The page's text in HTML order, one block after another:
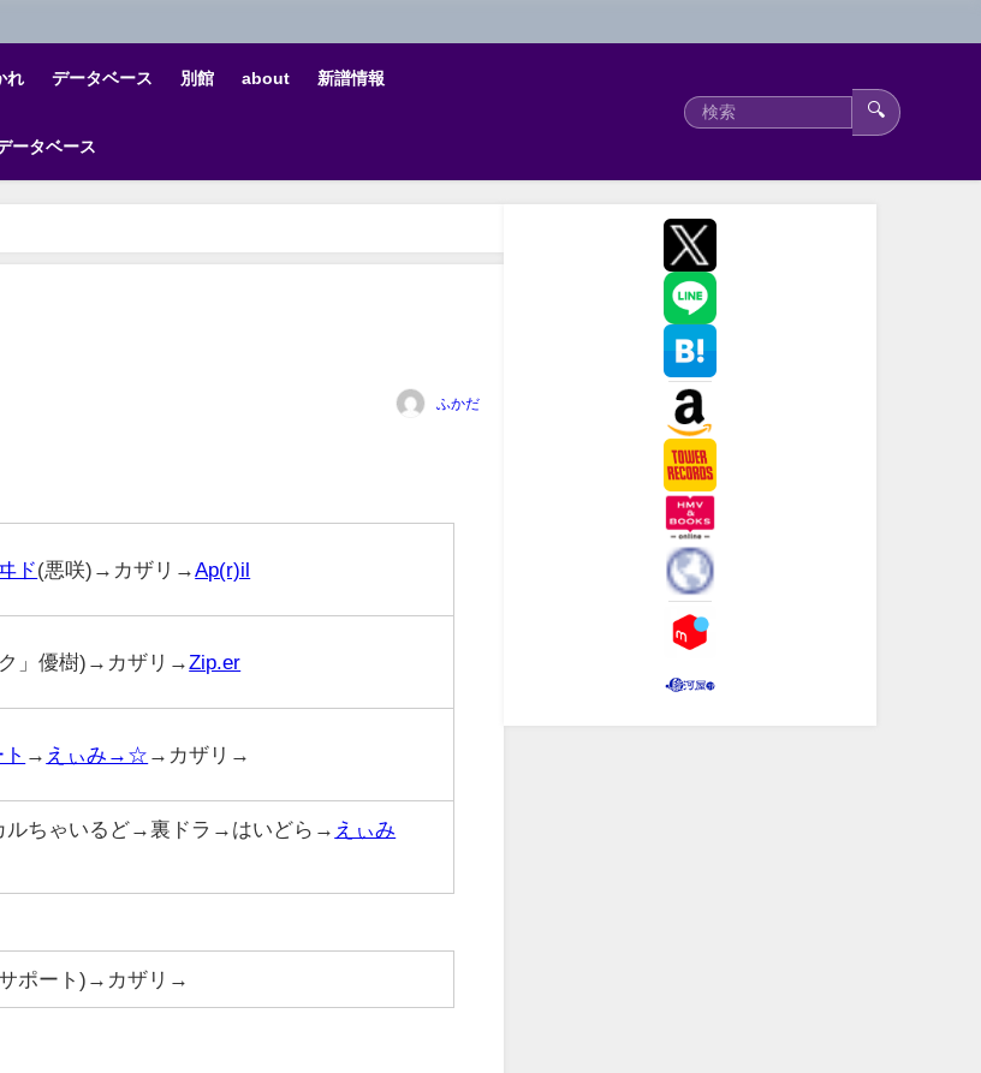
れ データベース 別館 about 新譜情報
ータベース
🔍
ふかだ
ド(悪咲)→カザリ→ Ap(r)il
」優樹)→カザリ→ Zip.er
→ えぃみ→☆ →カザリ→
ちゃいるど→裏ドラ→はいどら→ えぃみ
ポート)→カザリ→